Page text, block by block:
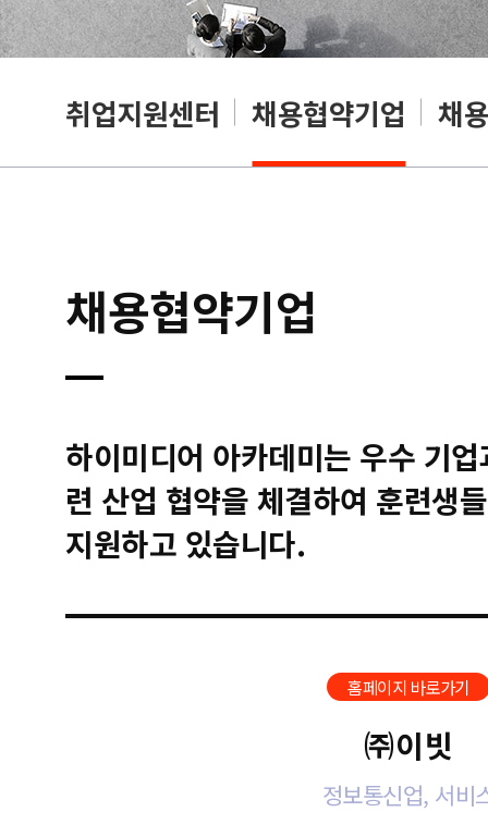
취업지원센터 채용협약기업 채
채용협약기업
하이미디어 아카데미는 우수 기
련 산업 협약을 체결하여 훈련생
지원하고 있습니다.
홈페이지 바로가기
㈜이빗
정보통신업, 서비